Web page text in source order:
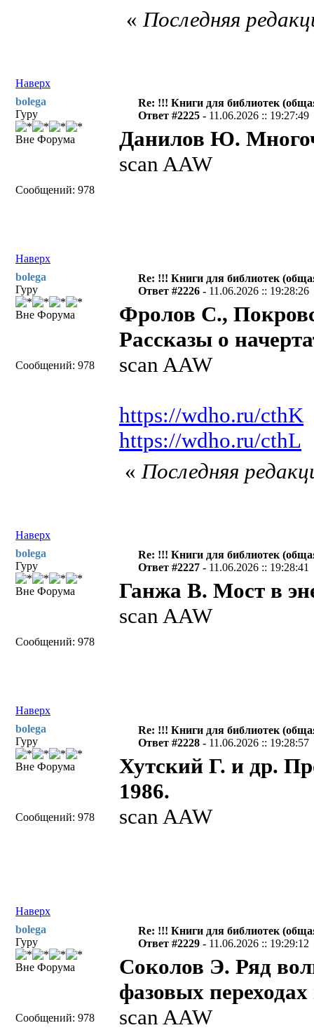
Наверх
«Последняя
bolega
Гуру
Вне Форума
Сообщений: 978
Re: !!! Книги для библиотек
Ответ #2225 - 11.06.2026 :: 19:27:49
Данилов Ю.
scan AAW
Наверх
bolega
Гуру
Вне Форума
Сообщений: 978
Re: !!! Книги для библиотек
Ответ #2226 - 11.06.2026 :: 19:28:26
Фролов С.,
Рассказы о
scan AAW
https://wdho.ru/cthK
https://wdho.ru/cthL
Наверх
«Последняя
bolega
Гуру
Вне Форума
Сообщений: 978
Re: !!! Книги для библиотек
Ответ #2227 - 11.06.2026 :: 19:28:41
Ганжа В. Мост в
scan AAW
Наверх
bolega
Гуру
Вне Форума
Сообщений: 978
Re: !!! Книги для библиотек
Ответ #2228 - 11.06.2026 :: 19:28:57
Хутский Г. и др.
1986.
scan AAW
Наверх
bolega
Гуру
Вне Форума
Сообщений: 978
Re: !!! Книги для библиотек
Ответ #2229 - 11.06.2026 :: 19:29:12
Соколов Э. Ряд
фазовых
scan AAW